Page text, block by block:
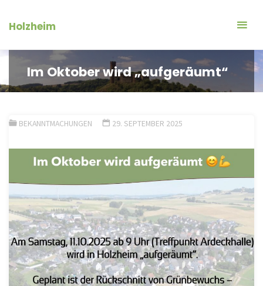
InhaltHolzheim
Im Oktober wird „aufgeräumt“
BEKANNTMACHUNGEN 29. SEPTEMBER 2025